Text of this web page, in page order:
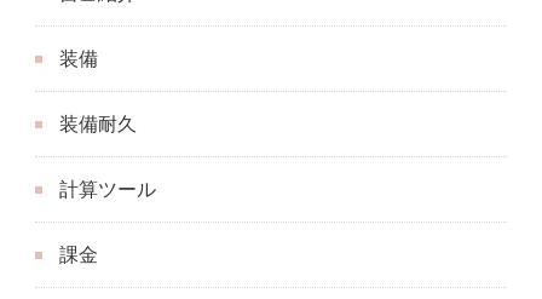
装備
装備耐久
計算ツール
課金